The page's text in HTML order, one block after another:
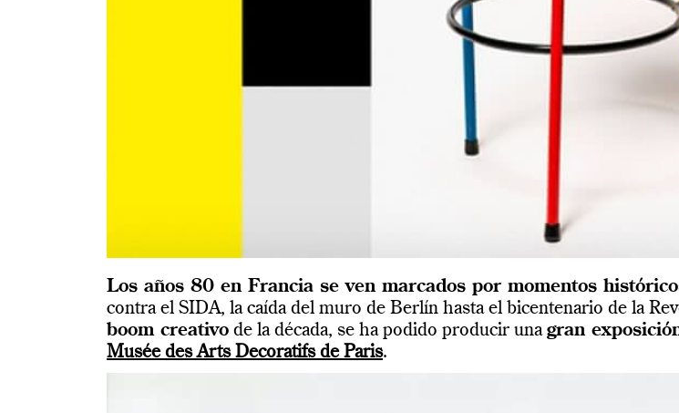
Los años 80 en Francia se ven marcados por momentos
contra el SIDA, la caída del muro de Berlín hasta el bicentenario de la
boom creativo de la década, se ha podido producir una gran
Musée des Arts Decoratifs de Paris.